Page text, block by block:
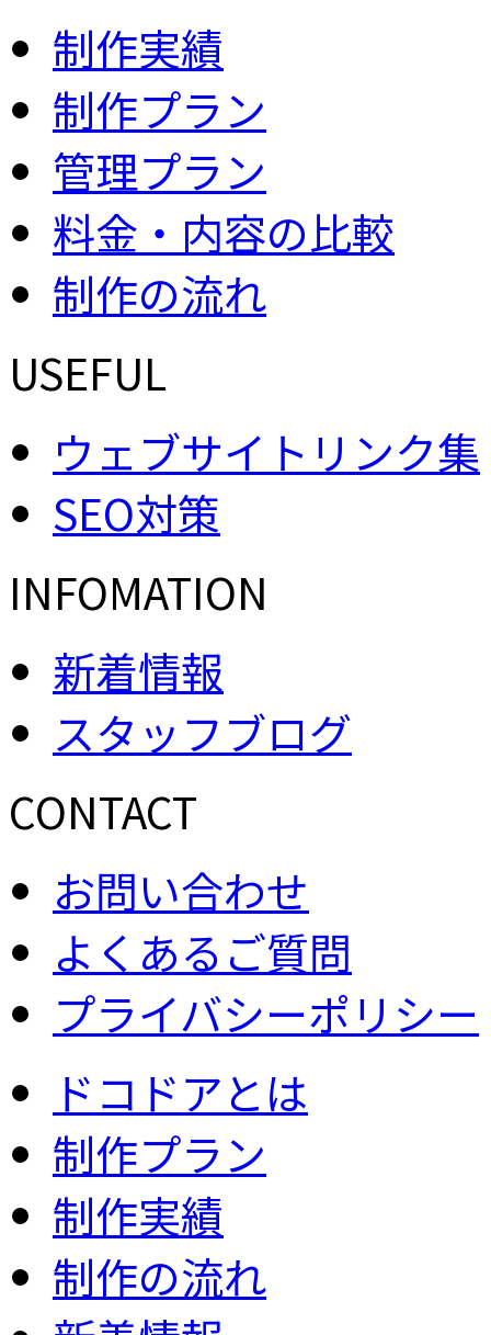
制作実績
制作プラン
管理プラン
料金・内容の比較
制作の流れ
USEFUL
ウェブサイトリンク集
SEO対策
INFOMATION
新着情報
スタッフブログ
CONTACT
お問い合わせ
よくあるご質問
プライバシーポリシー
ドコドアとは
制作プラン
制作実績
制作の流れ